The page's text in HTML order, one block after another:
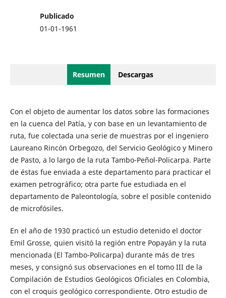
Publicado
01-01-1961
Resumen Descargas
Con el objeto de aumentar los datos sobre las formaciones
en la cuenca del Patía, y con base en un levantamiento de
ruta, fue colectada una serie de muestras por el ingeniero
Laureano Rincón Orbegozo, del Servicio Geológico y Minero
de Pasto, a lo largo de la ruta Tambo-Peñol-Policarpa. Parte
de éstas fue enviada a este departamento para practicar el
examen petrográfico; otra parte fue estudiada en el
departamento de Paleontología, sobre el posible contenido
de microfósiles.
En el año de 1930 practicó un estudio detenido el doctor
Emil Grosse, quien visitó la región entre Popayán y la ruta
mencionada (El Tambo-Policarpa) durante más de tres
meses, y consignó sus observaciones en el tomo III de la
Compilación de Estudios Geológicos Oficiales en Colombia,
con el croquis geológico correspondiente. Otro estudio de